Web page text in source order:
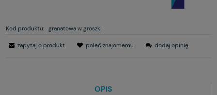
Kod produktu: granatowa w groszki
zapytaj o produkt poleć znajomemu dodaj opinię
OPIS